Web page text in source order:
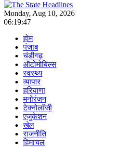
Monday, Aug 10, 2026
06:19:47
होम
पंजाब
चंडीगढ़
ऑटोमोबिल्स
स्वस्थ्य
व्यापार
हरियाणा
मनोरंजन
टेक्नोलॉजी
एजुकेशन
खेल
राजनीति
हिमाचल